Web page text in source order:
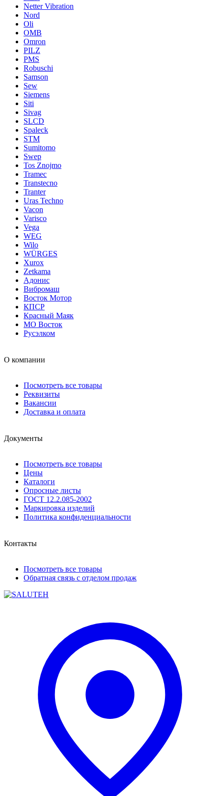
Netter Vibration
Nord
Oli
OMB
Omron
PILZ
PMS
Robuschi
Samson
Sew
Siemens
Siti
Sivag
SLCD
Spaleck
STM
Sumitomo
Swep
Tos Znojmo
Tramec
Transtecno
Tranter
Uras Techno
Vacon
Varisco
Vega
WEG
Wilo
WÜRGES
Xurox
Zetkama
Адонис
Вибромаш
Восток Мотор
КПСР
Красный Маяк
МО Восток
Русэлком
О компании
Посмотреть все товары
Реквизиты
Вакансии
Доставка и оплата
Документы
Посмотреть все товары
Цены
Каталоги
Опросные листы
ГОСТ 12.2.085-2002
Маркировка изделий
Политика конфиденциальности
Контакты
Посмотреть все товары
Обратная связь с отделом продаж